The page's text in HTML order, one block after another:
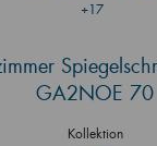
+17
GA2NOE 70
Kollektion